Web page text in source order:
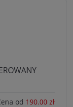
od 190.00 zł